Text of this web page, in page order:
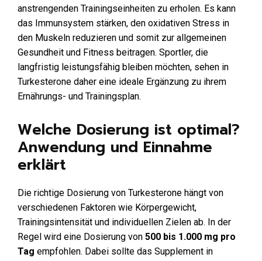
anstrengenden Trainingseinheiten zu erholen. Es kann
das Immunsystem stärken, den oxidativen Stress in
den Muskeln reduzieren und somit zur allgemeinen
Gesundheit und Fitness beitragen. Sportler, die
langfristig leistungsfähig bleiben möchten, sehen in
Turkesterone daher eine ideale Ergänzung zu ihrem
Ernährungs- und Trainingsplan.
Welche Dosierung ist optimal?
Anwendung und Einnahme
erklärt
Die richtige Dosierung von Turkesterone hängt von
verschiedenen Faktoren wie Körpergewicht,
Trainingsintensität und individuellen Zielen ab. In der
Regel wird eine Dosierung von 500 bis 1.000 mg pro
Tag empfohlen. Dabei sollte das Supplement in